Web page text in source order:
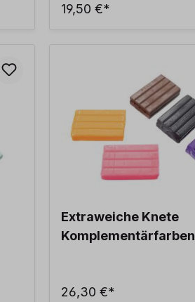
19,50 €*
Extraweiche Knete
Komplementärfarben
26,30 €*